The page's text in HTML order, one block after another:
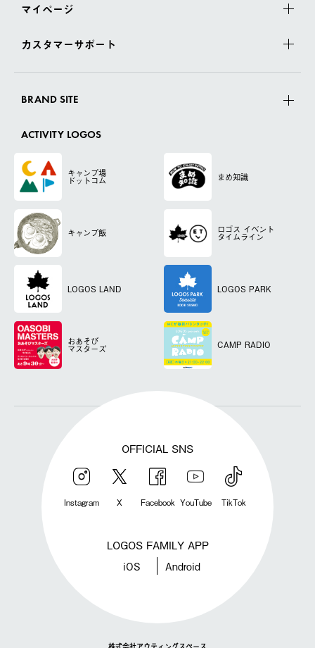
マイページ
カスタマーサポート
BRAND SITE
ACTIVITY LOGOS
キャンプ場
ドットコム まめ知識
キャンプ飯 ロゴス イベント
タイムライン
LOGOS LAND LOGOS PARK
おあそび
マスターズ CAMP RADIO
OFFICIAL SNS
Instagram X Facebook YouTube TikTok
LOGOS FAMILY APP
iOS Android